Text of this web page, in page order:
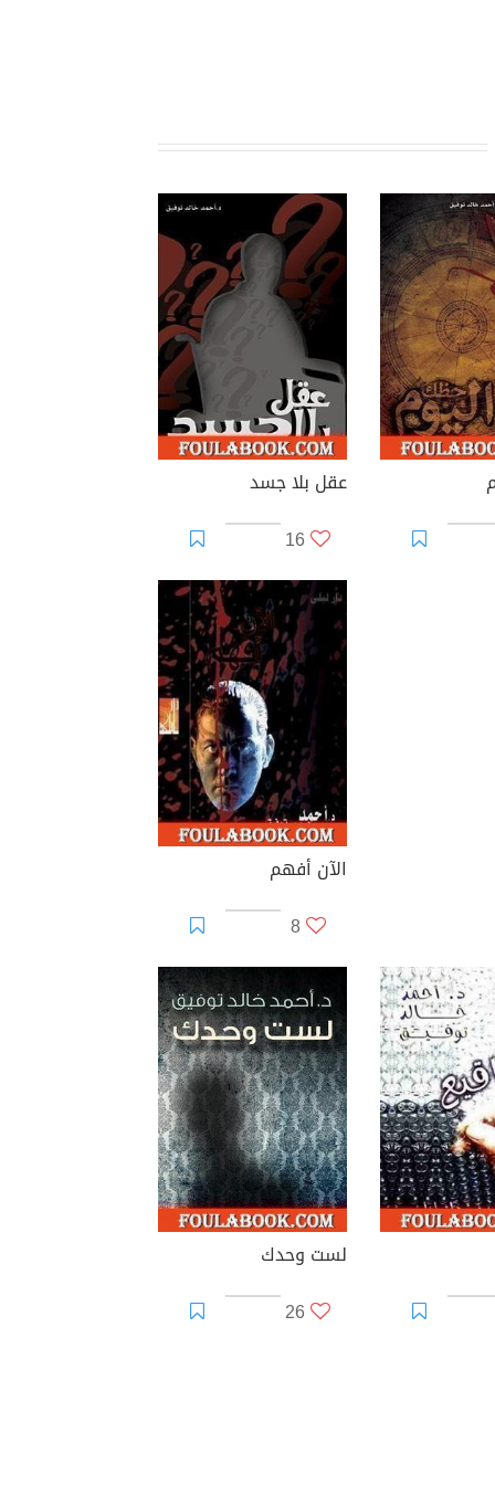
عقل بلا جسد
16
الآن أفهم
8
لست وحدك
26